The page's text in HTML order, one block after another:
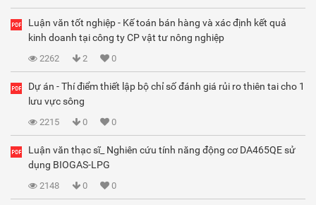
Luận văn tốt nghiệp - Kế toán bán hàng và xác định kết quả
kinh doanh tại công ty CP vật tư nông nghiệp
2262 2 0
Dự án - Thí điểm thiết lập bộ chỉ số đánh giá rủi ro thiên tai cho 1
lưu vực sông
2215 0 0
Luận văn thạc sĩ_ Nghiên cứu tính năng động cơ DA465QE sử
dụng BIOGAS-LPG
2148 0 0